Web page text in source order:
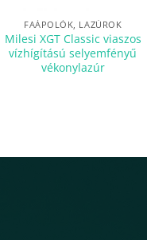
FAÁPOLÓK, LAZÚROK
Milesi XGT Classic viaszos
vízhígítású selyemfényű
vékonylazúr